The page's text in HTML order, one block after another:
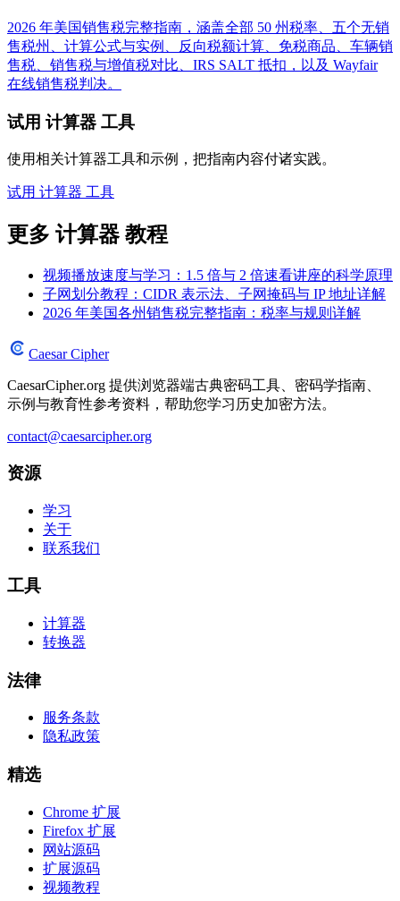
2026 年美国销售税完整指南，涵盖全部 50 州税率、五个无销
售税州、计算公式与实例、反向税额计算、免税商品、车辆销
售税、销售税与增值税对比、IRS SALT 抵扣，以及 Wayfair
在线销售税判决。
试用 计算器 工具
使用相关计算器工具和示例，把指南内容付诸实践。
试用 计算器 工具
更多 计算器 教程
视频播放速度与学习：1.5 倍与 2 倍速看讲座的科学原理
子网划分教程：CIDR 表示法、子网掩码与 IP 地址详解
2026 年美国各州销售税完整指南：税率与规则详解
Caesar Cipher
CaesarCipher.org 提供浏览器端古典密码工具、密码学指南、
示例与教育性参考资料，帮助您学习历史加密方法。
contact@caesarcipher.org
资源
学习
关于
联系我们
工具
计算器
转换器
法律
服务条款
隐私政策
精选
Chrome 扩展
Firefox 扩展
网站源码
扩展源码
视频教程